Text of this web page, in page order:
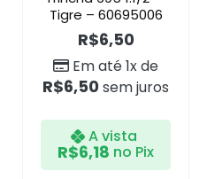
Tigre – 60695006
R$6,50
Em até 1x de
R$6,50 sem juros
A vista
R$6,18 no Pix